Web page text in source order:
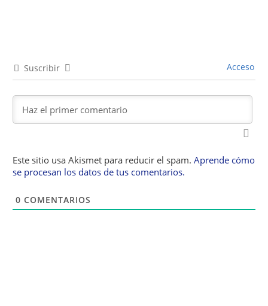
Suscribir Acceso
Este sitio usa Akismet para reducir el spam. Aprende cómo
se procesan los datos de tus comentarios.
0 COMENTARIOS